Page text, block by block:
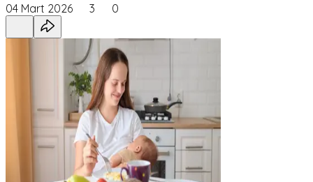
04 Mart 2026 3 0